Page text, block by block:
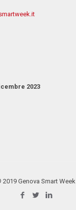
2023
2019 Genova Smart Week